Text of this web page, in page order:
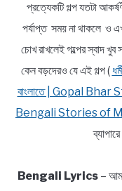
প্রত্যেকটি গল্প যতটা
পর্যাপ্ত সময় না থাকলে ও
চোখ রাখলেই গল্পের স্বাদ খুব
কেন বড়দেরও যে এই গল্প (
বাংলাতে | Gopal
Bengali Stories of
Bengali Lyrics –